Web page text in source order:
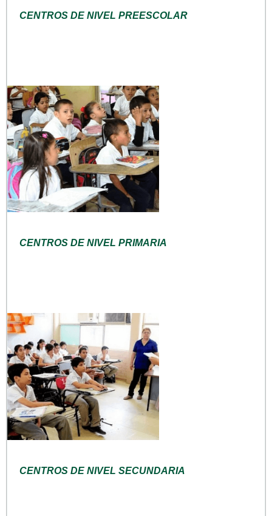
CENTROS DE NIVEL PREESCOLAR
CENTROS DE NIVEL PRIMARIA
CENTROS DE NIVEL SECUNDARIA